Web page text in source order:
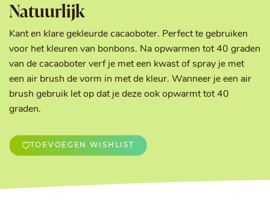
Natuurlijk
Kant en klare gekleurde cacaoboter. Perfect te gebruiken
voor het kleuren van bonbons. Na opwarmen tot 40 graden
van de cacaoboter verf je met een kwast of spray je met
een air brush de vorm in met de kleur. Wanneer je een air
brush gebruik let op dat je deze ook opwarmt tot 40
graden.
TOEVOEGEN WISHLIST